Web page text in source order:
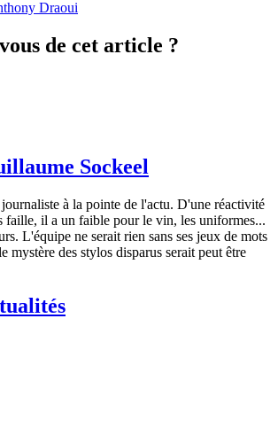
Draoui
de cet article ?
Sockeel
à la pointe de l'actu. D'une réactivité
faille, il a un faible pour le vin, les uniformes...
L'équipe ne serait rien sans ses jeux de mots
mystère des stylos disparus serait peut être